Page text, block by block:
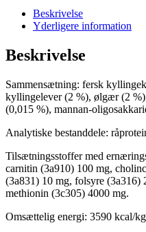
Beskrivelse
Yderligere information
Beskrivelse
Sammensætning: fersk
kyllingelever (2 %), ølgær (2
(0,015 %), mannan-
Analytiske bestanddele:
Tilsætningsstoffer med
carnitin (3a910) 100 mg,
(3a831) 10 mg, folsyre
methionin (3c305) 4000 mg.
Omsættelig energi: 3590 kcal/